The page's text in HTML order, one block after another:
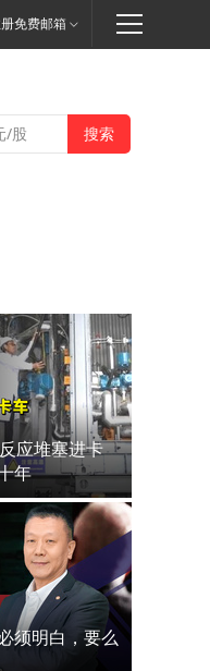
免费邮箱
应堆塞进卡
年
须明白，要么